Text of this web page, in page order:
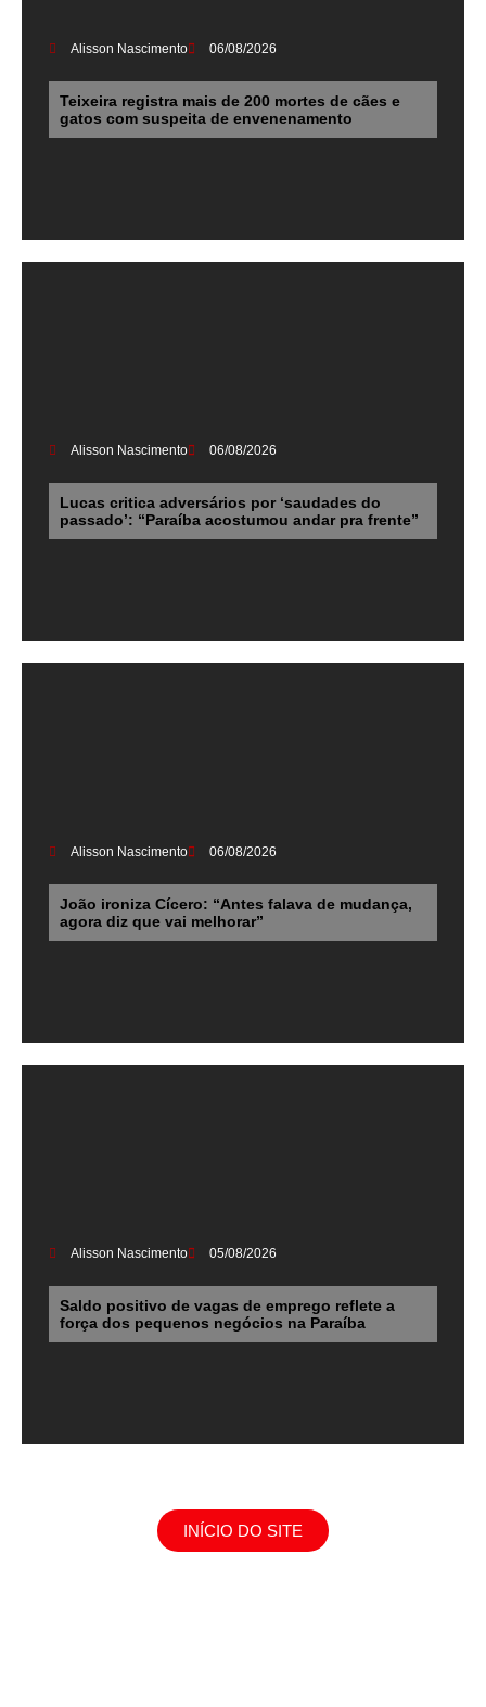
Alisson Nascimento 06/08/2026
Teixeira registra mais de 200 mortes de cães e
gatos com suspeita de envenenamento
Alisson Nascimento 06/08/2026
Lucas critica adversários por ‘saudades do
passado’: “Paraíba acostumou andar pra frente”
Alisson Nascimento 06/08/2026
João ironiza Cícero: “Antes falava de mudança,
agora diz que vai melhorar”
Alisson Nascimento 05/08/2026
Saldo positivo de vagas de emprego reflete a
força dos pequenos negócios na Paraíba
INÍCIO DO SITE